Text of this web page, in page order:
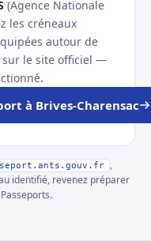
(Agence Nationale
les créneaux
autour de
sur le site officiel —
à Brives-Charensac
,
identifié, revenez préparer